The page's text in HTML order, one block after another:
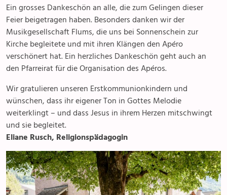
Ein grosses Dankeschön an alle, die zum Gelingen dieser
Feier beigetragen haben. Besonders danken wir der
Musikgesellschaft Flums, die uns bei Sonnenschein zur
Kirche begleitete und mit ihren Klängen den Apéro
verschönert hat. Ein herzliches Dankeschön geht auch an
den Pfarreirat für die Organisation des Apéros.
Wir gratulieren unseren Erstkommunionkindern und
wünschen, dass ihr eigener Ton in Gottes Melodie
weiterklingt – und dass Jesus in ihrem Herzen mitschwingt
und sie begleitet.
Eliane Rusch, Religionspädagogin